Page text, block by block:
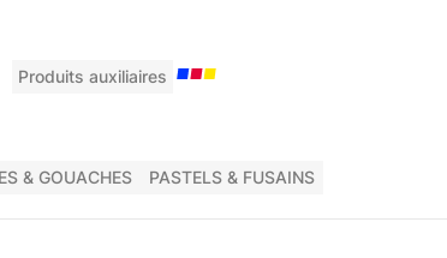
Produits auxiliaires
& GOUACHES PASTELS & FUSAINS